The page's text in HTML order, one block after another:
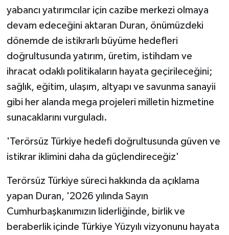
yabancı yatırımcılar için cazibe merkezi olmaya
devam edeceğini aktaran Duran, önümüzdeki
dönemde de istikrarlı büyüme hedefleri
doğrultusunda yatırım, üretim, istihdam ve
ihracat odaklı politikaların hayata geçirileceğini;
sağlık, eğitim, ulaşım, altyapı ve savunma sanayii
gibi her alanda mega projeleri milletin hizmetine
sunacaklarını vurguladı.
'Terörsüz Türkiye hedefi doğrultusunda güven ve
istikrar iklimini daha da güçlendireceğiz'
Terörsüz Türkiye süreci hakkında da açıklama
yapan Duran, '2026 yılında Sayın
Cumhurbaşkanımızın liderliğinde, birlik ve
beraberlik içinde Türkiye Yüzyılı vizyonunu hayata